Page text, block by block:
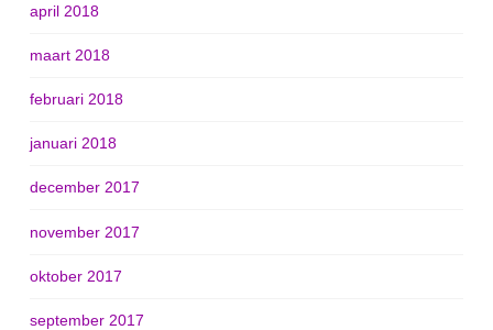
april 2018
maart 2018
februari 2018
januari 2018
december 2017
november 2017
oktober 2017
september 2017